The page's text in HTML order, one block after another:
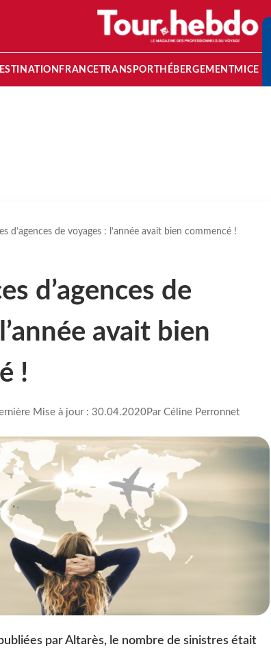
FRANCETRANSPORT HÉBERGEMENTMICE
d’agences de voyages : l’année avait bien commencé !
d’agences de
avait bien
!
Mise à jour : 30.04.2020Par Céline Perronnet
par Altarès, le nombre de sinistres était